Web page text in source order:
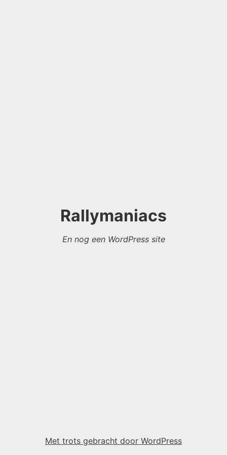
Rallymaniacs
En nog een WordPress site
Met trots gebracht door WordPress